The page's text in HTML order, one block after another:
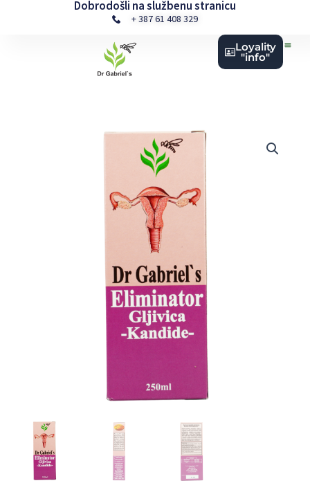
Dobrodošli na službenu stranicu
+ 387 61 408 329
Loyality
"info"